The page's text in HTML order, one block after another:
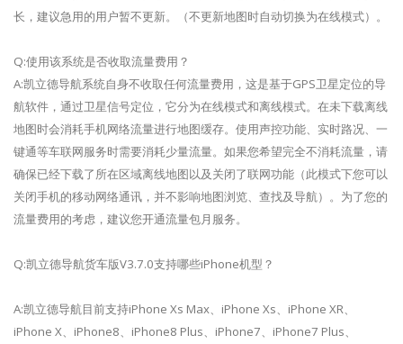
长，建议急用的用户暂不更新。（不更新地图时自动切换为在线模式）。
Q:使用该系统是否收取流量费用？
A:凯立德导航系统自身不收取任何流量费用，这是基于GPS卫星定位的导
航软件，通过卫星信号定位，它分为在线模式和离线模式。在未下载离线
地图时会消耗手机网络流量进行地图缓存。使用声控功能、实时路况、一
键通等车联网服务时需要消耗少量流量。如果您希望完全不消耗流量，请
确保已经下载了所在区域离线地图以及关闭了联网功能（此模式下您可以
关闭手机的移动网络通讯，并不影响地图浏览、查找及导航）。为了您的
流量费用的考虑，建议您开通流量包月服务。
Q:凯立德导航货车版V3.7.0支持哪些iPhone机型？
A:凯立德导航目前支持iPhone Xs Max、iPhone Xs、iPhone XR、
iPhone X、iPhone8、iPhone8 Plus、iPhone7、iPhone7 Plus、